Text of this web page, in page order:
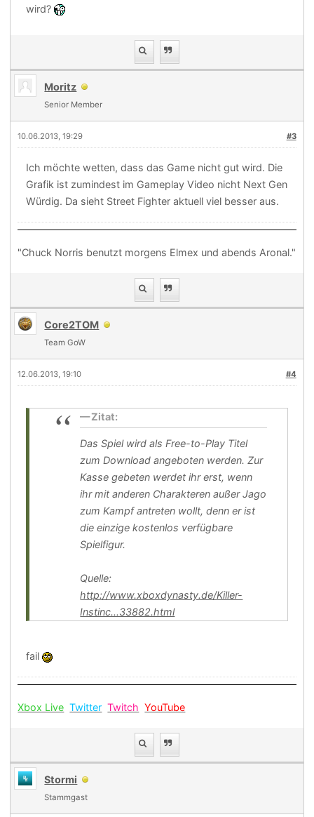
wird?
Moritz
Senior Member
#3
10.06.2013, 19:29
Ich möchte wetten, dass das Game nicht gut wird. Die
Grafik ist zumindest im Gameplay Video nicht Next Gen
Würdig. Da sieht Street Fighter aktuell viel besser aus.
"Chuck Norris benutzt morgens Elmex und abends Aronal."
Core2TOM
Team GoW
#4
12.06.2013, 19:10
Zitat:
Das Spiel wird als Free-to-Play Titel
zum Download angeboten werden. Zur
Kasse gebeten werdet ihr erst, wenn
ihr mit anderen Charakteren außer Jago
zum Kampf antreten wollt, denn er ist
die einzige kostenlos verfügbare
Spielfigur.
Quelle:
http://www.xboxdynasty.de/Killer-
Instinc...33882.html
fail
Xbox Live Twitter Twitch YouTube
Stormi
Stammgast